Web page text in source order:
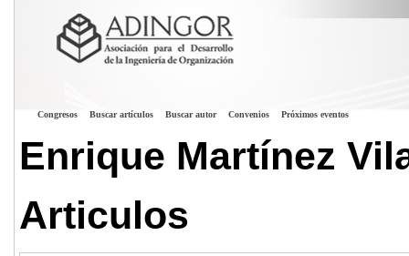
Congresos Buscar artículos Buscar autor Convenios Próximos eventos
Enrique Martínez
Articulos